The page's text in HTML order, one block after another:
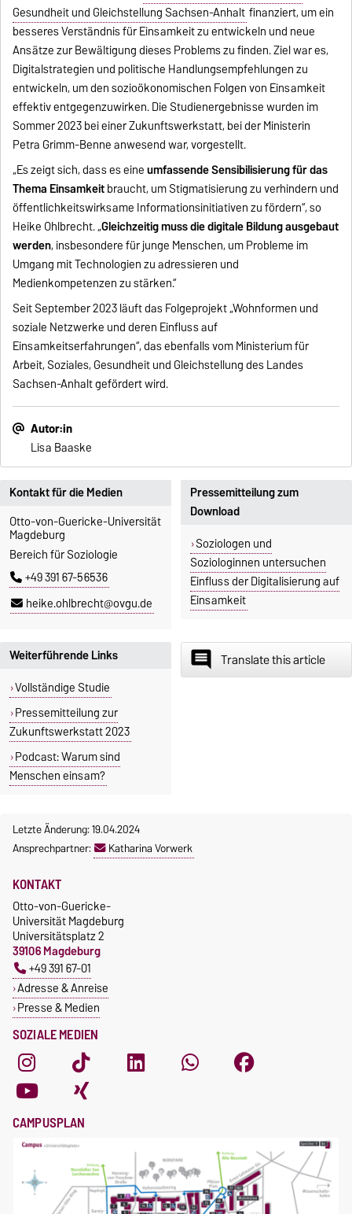
Gesundheit und Gleichstellung Sachsen-Anhalt finanziert, um ein
besseres Verständnis für Einsamkeit zu entwickeln und neue
Ansätze zur Bewältigung dieses Problems zu finden. Ziel war es,
Digitalstrategien und politische Handlungsempfehlungen zu
entwickeln, um den sozioökonomischen Folgen von Einsamkeit
effektiv entgegenzuwirken. Die Studienergebnisse wurden im
Sommer 2023 bei einer Zukunftswerkstatt, bei der Ministerin
Petra Grimm-Benne anwesend war, vorgestellt.
„Es zeigt sich, dass es eineumfassende Sensibilisierung für das
Thema Einsamkeitbraucht, um Stigmatisierung zu verhindern und
öffentlichkeitswirksame Informationsinitiativen zu fördern“, so
Heike Ohlbrecht. „Gleichzeitig muss die digitale Bildung ausgebaut
werden, insbesondere für junge Menschen, um Probleme im
Umgang mit Technologien zu adressieren und
Medienkompetenzen zu stärken.“
Seit September 2023 läuft das Folgeprojekt „Wohnformen und
soziale Netzwerke und deren Einfluss auf
Einsamkeitserfahrungen“, das ebenfalls vom Ministerium für
Arbeit, Soziales, Gesundheit und Gleichstellung des Landes
Sachsen-Anhalt gefördert wird.
Autor:in
Lisa Baaske
Kontakt für die Medien
Otto-von-Guericke-Universität
Magdeburg
Bereich für Soziologie
+49 391 67-56536
heike.ohlbrecht@ovgu.de
Pressemitteilung zum
Download
Soziologen und
Soziologinnen untersuchen
Einfluss der Digitalisierung auf
Einsamkeit
Weiterführende Links
Vollständige Studie
Pressemitteilung zur
Zukunftswerkstatt 2023
Podcast: Warum sind
Menschen einsam?
insert_comment Translate this article
Letzte Änderung: 19.04.2024
Ansprechpartner:
Katharina Vorwerk
SOZIALE MEDIEN
KONTAKT
Otto-von-Guericke-
Universität Magdeburg
Universitätsplatz 2
39106 Magdeburg
+49 391 67-01
Adresse & Anreise
Presse & Medien
CAMPUSPLAN